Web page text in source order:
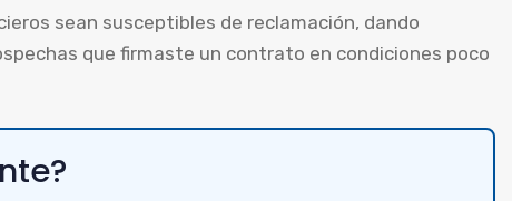
sean susceptibles de reclamación, dando
que firmaste un contrato en condiciones poco